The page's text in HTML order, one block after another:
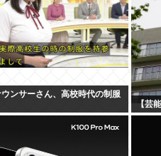
ウンサーさん、高校時代の制服
【芸